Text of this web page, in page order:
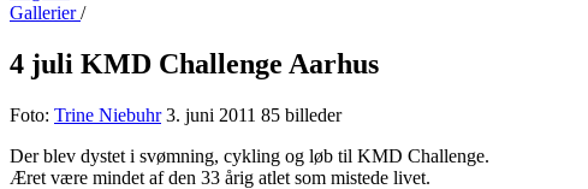
Gallerier/
4 juli KMD Challenge Aarhus
Foto: Trine Niebuhr 3. juni 2011 85 billeder
Der blev dystet i svømning, cykling og løb til KMD Challenge.
Æret være mindet af den 33 årig atlet som mistede livet.